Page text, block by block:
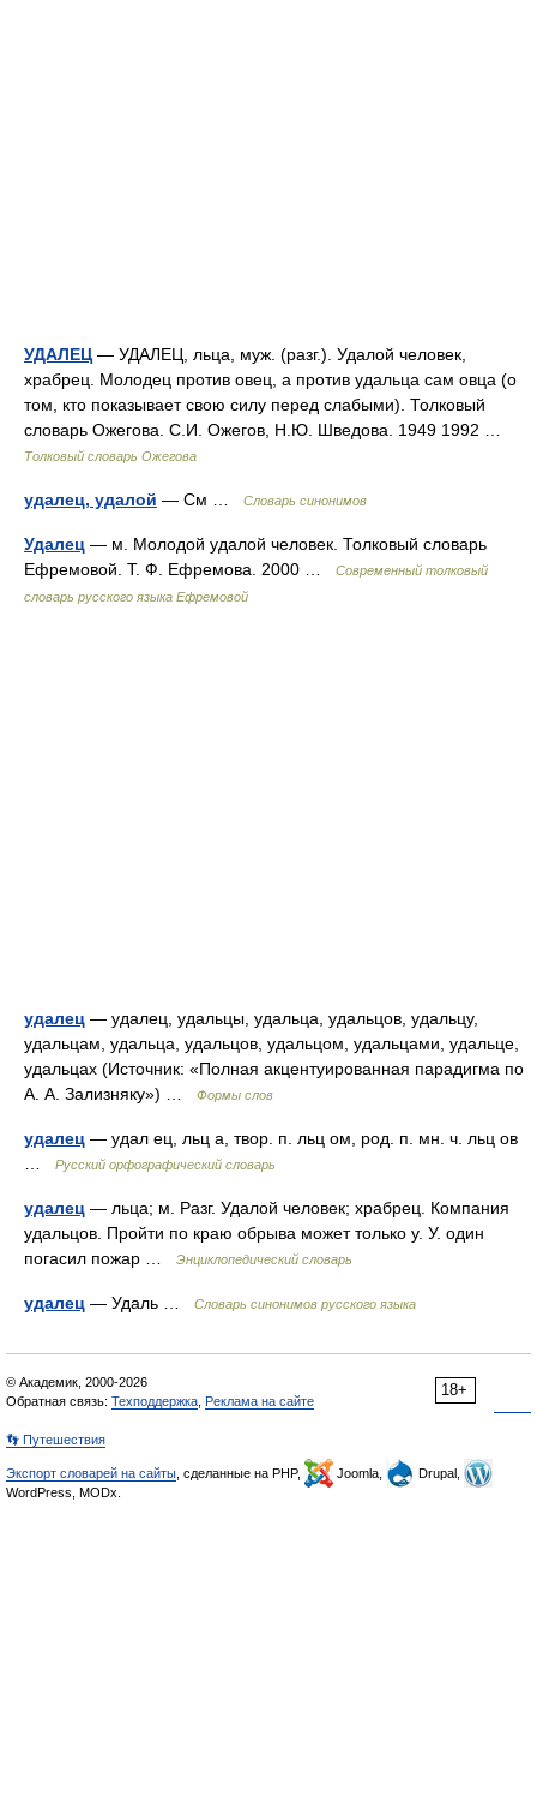
УДАЛЕЦ — УДАЛЕЦ, льца, муж. (разг.). Удалой человек,
храбрец. Молодец против овец, а против удальца сам овца (о
том, кто показывает свою силу перед слабыми). Толковый
словарь Ожегова. С.И. Ожегов, Н.Ю. Шведова. 1949 1992 …
Толковый словарь Ожегова
удалец, удалой — См … Словарь синонимов
Удалец — м. Молодой удалой человек. Толковый словарь
Ефремовой. Т. Ф. Ефремова. 2000 …
Современный толковый
словарь русского языка Ефремовой
удалец — удалец, удальцы, удальца, удальцов, удальцу,
удальцам, удальца, удальцов, удальцом, удальцами, удальце,
удальцах (Источник: «Полная акцентуированная парадигма по
А. А. Зализняку») …
Формы слов
удалец — удал ец, льц а, твор. п. льц ом, род. п. мн. ч. льц ов
Русский орфографический словарь
удалец — льца; м. Разг. Удалой человек; храбрец. Компания
удальцов. Пройти по краю обрыва может только у. У. один
погасил пожар …
Энциклопедический словарь
удалец — Удаль … Словарь синонимов русского языка
18+
© Академик, 2000-2026
Обратная связь: Техподдержка Реклама на сайте
👣 Путешествия
Экспорт словарей на сайты , сделанные на PHP, Joomla,
Drupal,
WordPress, MODx.